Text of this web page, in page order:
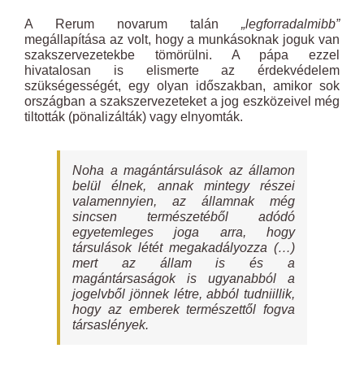
A Rerum novarum talán „legforradalmibb”
megállapítása az volt, hogy a munkásoknak joguk van
szakszervezetekbe tömörülni. A pápa ezzel
hivatalosan is elismerte az érdekvédelem
szükségességét, egy olyan időszakban, amikor sok
országban a szakszervezeteket a jog eszközeivel még
tiltották (pönalizálták) vagy elnyomták.
Noha a magántársulások az államon
belül élnek, annak mintegy részei
valamennyien, az államnak még
sincsen természetéből adódó
egyetemleges joga arra, hogy
társulások létét megakadályozza (…)
mert az állam is és a
magántársaságok is ugyanabból a
jogelvből jönnek létre, abból tudniillik,
hogy az emberek természettől fogva
társaslények.